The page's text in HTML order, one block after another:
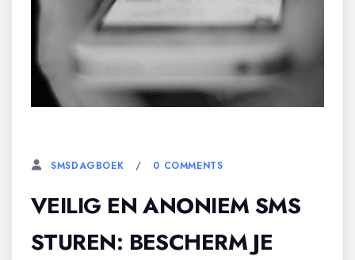
SMSDAGBOEK 0 COMMENTS
VEILIG EN ANONIEM SMS
STUREN: BESCHERM JE